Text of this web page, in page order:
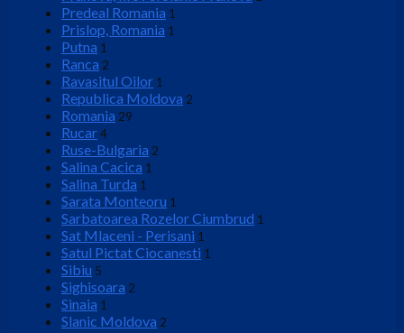
Predeal Romania 1
Prislop, Romania 1
Putna 1
Ranca 2
Ravasitul Oilor 1
Republica Moldova 2
Romania 29
Rucar4
Ruse-Bulgaria 2
Salina Cacica 1
Salina Turda 1
Sarata Monteoru 1
Sarbatoarea Rozelor Ciumbrud 1
Sat Mlaceni - Perisani 1
Satul Pictat Ciocanesti 1
Sibiu 5
Sighisoara 2
Sinaia 1
Slanic Moldova 2